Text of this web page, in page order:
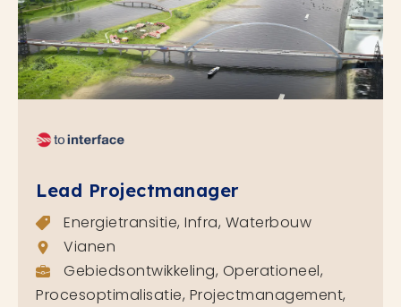
Lead Projectmanager
Energietransitie, Infra, Waterbouw
Vianen
Gebiedsontwikkeling, Operationeel,
Procesoptimalisatie, Projectmanagement,